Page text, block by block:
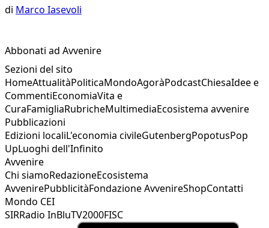
di Marco Iasevoli
Abbonati ad Avvenire
Sezioni del sito
HomeAttualitàPoliticaMondoAgoràPodcastChiesaIdee e
CommentiEconomiaVita e
CuraFamigliaRubricheMultimediaEcosistema avvenire
Pubblicazioni
Edizioni localiL'economia civileGutenbergPopotusPop
UpLuoghi dell'Infinito
Avvenire
Chi siamoRedazioneEcosistema
AvvenirePubblicitàFondazione AvvenireShopContatti
Mondo CEI
SIRRadio InBluTV2000FISC